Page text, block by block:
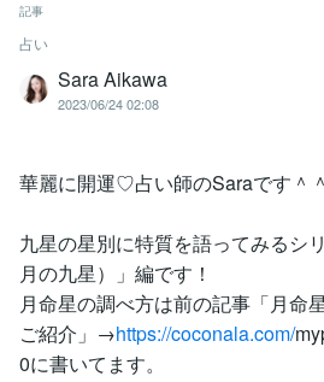
記事
占い
Sara Aikawa
2023/06/24 02:08
華麗に開運♡占い師のSaraです＾＾
九星の星別に特質を語ってみるシ
月の九星）」編です！
月命星の調べ方は前の記事「月命
ご紹介」→https://coconala.com/
0に書いてます。